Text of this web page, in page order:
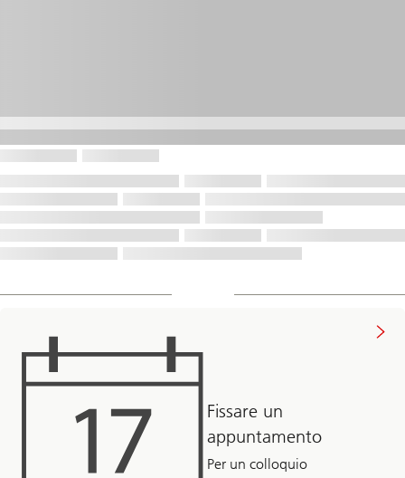
Fissare un
appuntamento
Per un colloquio